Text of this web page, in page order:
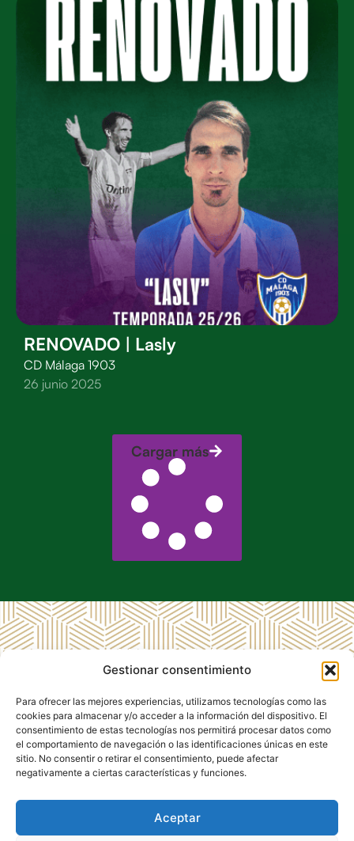
Gestionar consentimiento
Para ofrecer las mejores experiencias, utilizamos tecnologías como las
cookies para almacenar y/o acceder a la información del dispositivo. El
consentimiento de estas tecnologías nos permitirá procesar datos como
el comportamiento de navegación o las identificaciones únicas en este
sitio. No consentir o retirar el consentimiento, puede afectar
negativamente a ciertas características y funciones.
Aceptar
RENOVADO | Lasly
CD Málaga 1903
26 junio 2025
Cargar más
Málaga
1903
Inicio
CD
Málaga
1903
Club de
Empresas
Aviso
Política de
Privacidad
Política de
Cookies
1903